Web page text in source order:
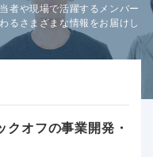
者や現場で活躍するメンバー
るさまざまな情報をお届けし
オフの事業開発・